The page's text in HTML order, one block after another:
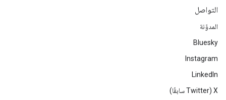
التواصل
المدوّنة
Bluesky
Instagram
LinkedIn
‫X ‏(Twitter سابقًا)